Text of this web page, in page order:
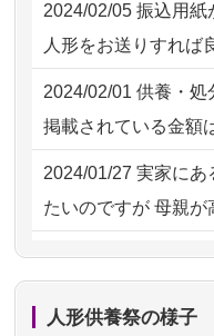
2026/07/15 子供の頃
の雛人形で...
2026/07/15 お客様の
ただけそう...
2026/07/13 遠方から
での方法が...
2024/02/05 振込用紙
人形をお送りすれば
2024/02/01 供養・処
掲載されている金額
2024/01/27 実家にあ
たいのですが 母親が
2024/01/13剥製の供
人形供養祭の様子